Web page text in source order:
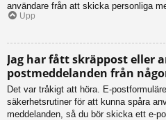
användare från att skicka personliga
Upp
Jag har fått skräppost eller
postmeddelanden från
Det var tråkigt att höra. E-
säkerhetsrutiner för att kunna spåra
meddelanden, så du bör skicka ett e-